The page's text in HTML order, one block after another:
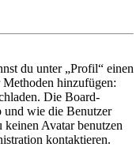
du unter „Profil“ einen
hinzufügen:
Die Board-
und wie die Benutzer
keinen Avatar benutzen
kontaktieren.